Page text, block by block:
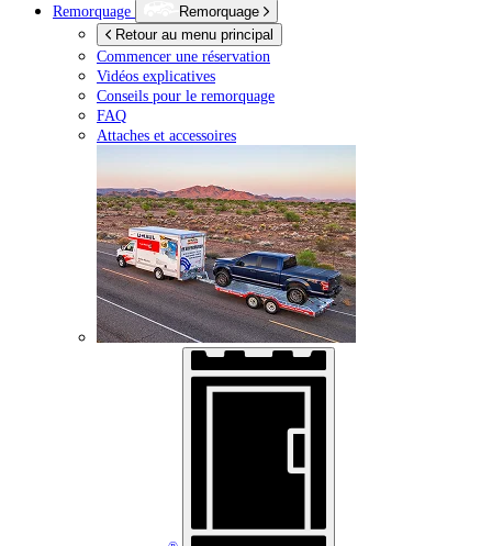
Remorquage
Remorquage
Retour au menu principal
Commencer une réservation
Vidéos explicatives
Conseils pour le remorquage
FAQ
Attaches et accessoires